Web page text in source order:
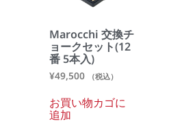
Marocchi 交換チ
ョークセット(12
番 5本入)
¥49,500 （税込）
お買い物カゴに
追加